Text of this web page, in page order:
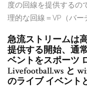
度の回線を提供するの
理的な回線＝VP（バ
急流ストリームは
提供する開始、通
ベントをスポーツ
Livefootball.ws と
のライブ イベント